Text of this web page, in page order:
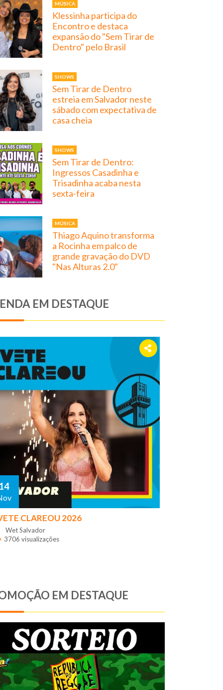
MÚSICA
Klessinha participa do
Encontro e destaca
expansão do "Sem Tirar de
Dentro" pelo Brasil
SHOWS
Sem Tirar de Dentro
estreia em Salvador neste
sábado com expectativa de
casa cheia
SHOWS
Sem Tirar de Dentro:
Ingressos Casadinha e
Trisadinha acaba nesta
sexta-feira
MÚSICA
Thiago Aquino transforma
a Rocinha em palco de
grande gravação do DVD
"Nas Alturas 2.0"
EM DESTAQUE
CLAREOU 2026
Wet Salvador
3706 visualizações
EM DESTAQUE